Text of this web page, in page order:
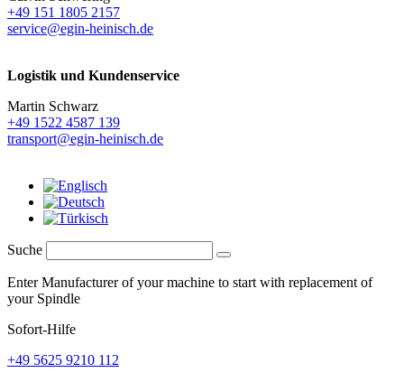
+49 151 1805 2157
service@egin-heinisch.de
Logistik und Kundenservice
Martin Schwarz
+49 1522 4587 139
transport@egin-heinisch.de
Suche
Enter Manufacturer of your machine to start with replacement of
your Spindle
Sofort-Hilfe
+49 5625 9210 112